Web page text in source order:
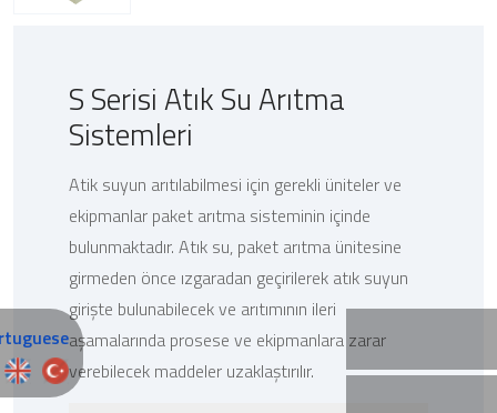
S Serisi Atık Su Arıtma
Sistemleri
Atik suyun arıtılabilmesi için gerekli üniteler ve
ekipmanlar paket arıtma sisteminin içinde
bulunmaktadır. Atık su, paket arıtma ünitesine
girmeden önce ızgaradan geçirilerek atık suyun
girişte bulunabilecek ve arıtımının ileri
aşamalarında prosese ve ekipmanlara zarar
verebilecek maddeler uzaklaştırılır.